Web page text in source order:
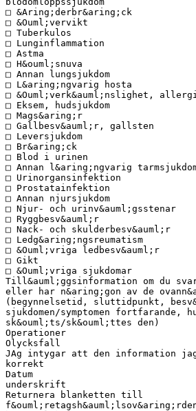
□ &Aring;derbr&aring;ck
□ &Ouml;vervikt
□ Tuberkulos
□ Lunginflammation
□ Astma
□ H&ouml;snuva
□ Annan lungsjukdom
□ L&aring;ngvarig hosta
□ &Ouml;verk&auml;nslighet, allergi
□ Eksem, hudsjukdom
□ Mags&aring;r
□ Gallbesv&auml;r, gallsten
□ Leversjukdom
□ Br&aring;ck
□ Blod i urinen
□ Annan l&aring;ngvarig
□ Urinorgansinfektion
□ Prostatainfektion
□ Annan njursjukdom
□ Njur- och urinv&auml;gsstenar
□ Ryggbesv&auml;r
□ Nack- och skulderbesv&auml;r
□ Ledg&aring;ngsreumatism
□ &Ouml;vriga ledbesv&auml;r
□ Gikt
□ &Ouml;vriga sjukdomar
Till&auml;ggsinformation om du
eller har n&aring;gon av de
(begynnelsetid, sluttidpunkt,
sjukdomen/symptomen fortfarande,
sk&ouml;ts/sk&ouml;ttes den)
Operationer
Olycksfall
JAg intygar att den information
korrekt
Datum
underskrift
Returnera blanketten till